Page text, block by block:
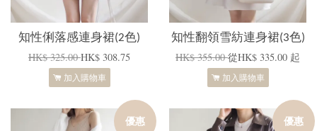
知性俐落感連身裙(2色)
HK$ 325.00HK$ 308.75
加入購物車
知性翻領雪紡連身裙(3色)
HK$ 355.00從HK$ 335.00 起
加入購物車
優惠 優惠